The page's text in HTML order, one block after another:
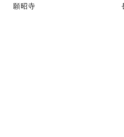
願昭寺